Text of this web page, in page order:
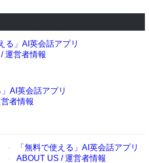
る」AI英会話アプリ
運営者情報
」AI英会話アプリ
者情報
「無料で使える」AI英会話アプリ
ABOUT US / 運営者情報